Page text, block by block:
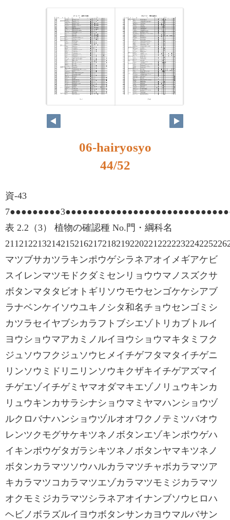
06-hairyosyo
44/52
資-43
表 2.2（3） 植物の確認種 No.門・綱科名
マツブサカツラキンポウゲシラネアオイメギアケビ
スイレンマツモドクダミセンリョウウマノスズクサ
ボタンマタタビオトギリソウモウセンゴケケシアブ
ラナベンケイソウユキノシタ和名チョウセンゴミシ
カツラセイヤブシカラフトブシエゾトリカブトルイ
ヨウショウマアカミノルイヨウショウマキタミフク
ジュソウフクジュソウヒメイチゲフタマタイチゲニ
リンソウミドリニリンソウキクザキイチゲアズマイ
チゲエゾイチゲミヤマオダマキエゾノリュウキンカ
リュウキンカサラシナショウマミヤマハンショウヅ
ルクロバナハンショウヅルオオワクノテミツバオウ
レンツクモグサケキツネノボタンエゾキンポウゲハ
イキンポウゲタガラシキツネノボタンヤマキツネノ
ボタンカラマツソウハルカラマツチャボカラマツア
キカラマツコカラマツエゾカラマツモミジカラマツ
オクモミジカラマツシラネアオイナンブソウヒロハ
ヘビノボラズルイヨウボタンサンカヨウマルバサン